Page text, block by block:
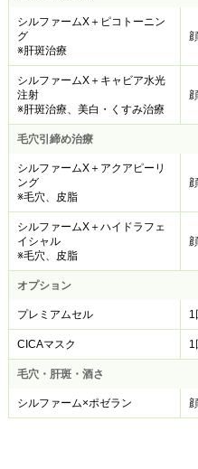
シルファームX＋ピコトーニン
グ
※肝斑治療
シルファームX＋キャビア水光
注射
※肝斑治療、美白・くすみ治療
毛穴引締め治療
シルファームX＋アクアピーリ
ング
※毛穴、皮脂
シルファームX＋ハイドラフェ
イシャル
※毛穴、皮脂
オプション
プレミアムセル 1
CICAマスク 1
毛穴・肝斑・酒さ
シルファーム×ポゼラン